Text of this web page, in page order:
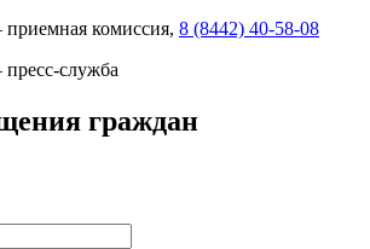
комиссия, 8 (8442) 40-58-08
служба
граждан